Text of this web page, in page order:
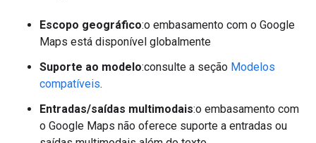
Escopo geográfico:o embasamento com o Google
Maps está disponível globalmente
Suporte ao modelo:consulte a seção Modelos
compatíveis.
Entradas/saídas multimodais:o embasamento com
o Google Maps não oferece suporte a entradas ou